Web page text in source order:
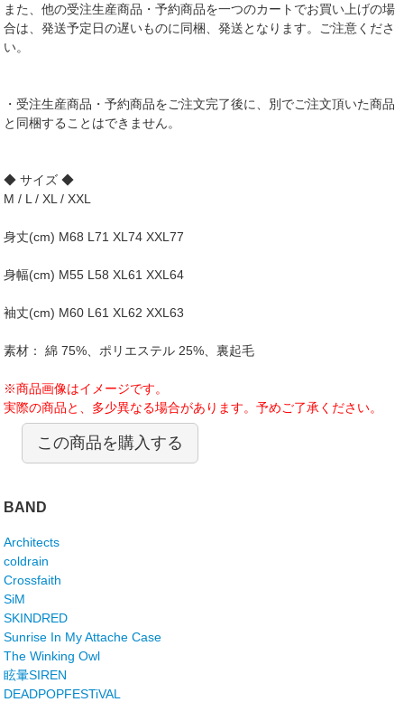
また、他の受注生産商品・予約商品を一つのカートでお買い上げの場
合は、発送予定日の遅いものに同梱、発送となります。ご注意くださ
い。
・受注生産商品・予約商品をご注文完了後に、別でご注文頂いた商品
と同梱することはできません。
◆ サイズ ◆
M / L / XL / XXL
身丈(cm) M68 L71 XL74 XXL77
身幅(cm) M55 L58 XL61 XXL64
袖丈(cm) M60 L61 XL62 XXL63
素材： 綿 75%、ポリエステル 25%、裏起毛
※商品画像はイメージです。
実際の商品と、多少異なる場合があります。予めご了承ください。
この商品を購入する
BAND
Architects
coldrain
Crossfaith
SiM
SKINDRED
Sunrise In My Attache Case
The Winking Owl
眩暈SIREN
DEADPOPFESTiVAL